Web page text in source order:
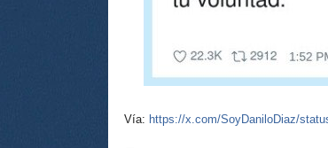
Vía: https://x.com/SoyDaniloDiaz/